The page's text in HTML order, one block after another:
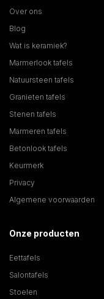
Over ons
Blog
Wat is keramiek?
Marmerlook tafels
Natuursteen tafels
Granieten tafels
Stenen tafels
Marmeren tafels
Betonlook tafels
Keurmerk
Privacy
Algemene voorwaarden
Onze producten
Eettafels
Salontafels
Stoelen